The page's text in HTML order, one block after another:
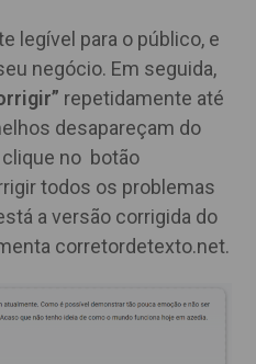
legível para o público, e
negócio. Em seguida,
repetidamente até
desapareçam do
no botão
todos os problemas
a versão corrigida do
corretordetexto.net.